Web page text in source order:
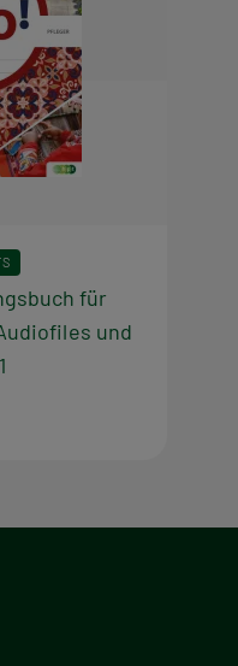
für
und